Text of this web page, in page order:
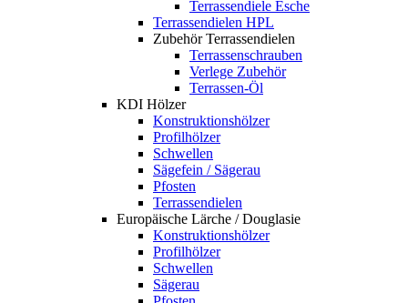
Terrassendiele Esche
Terrassendielen HPL
Zubehör Terrassendielen
Terrassenschrauben
Verlege Zubehör
Terrassen-Öl
KDI Hölzer
Konstruktionshölzer
Profilhölzer
Schwellen
Sägefein / Sägerau
Pfosten
Terrassendielen
Europäische Lärche / Douglasie
Konstruktionshölzer
Profilhölzer
Schwellen
Sägerau